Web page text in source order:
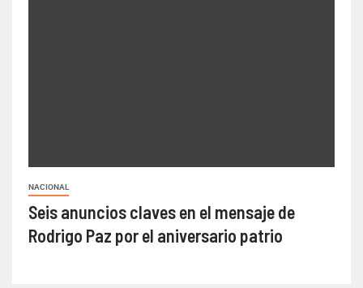
NACIONAL
Seis anuncios claves en el mensaje de
Rodrigo Paz por el aniversario patrio